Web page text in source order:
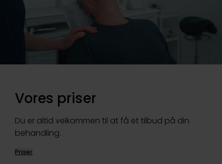
Vores priser
Du er altid velkommen til at få et tilbud på din
behandling.
Priser